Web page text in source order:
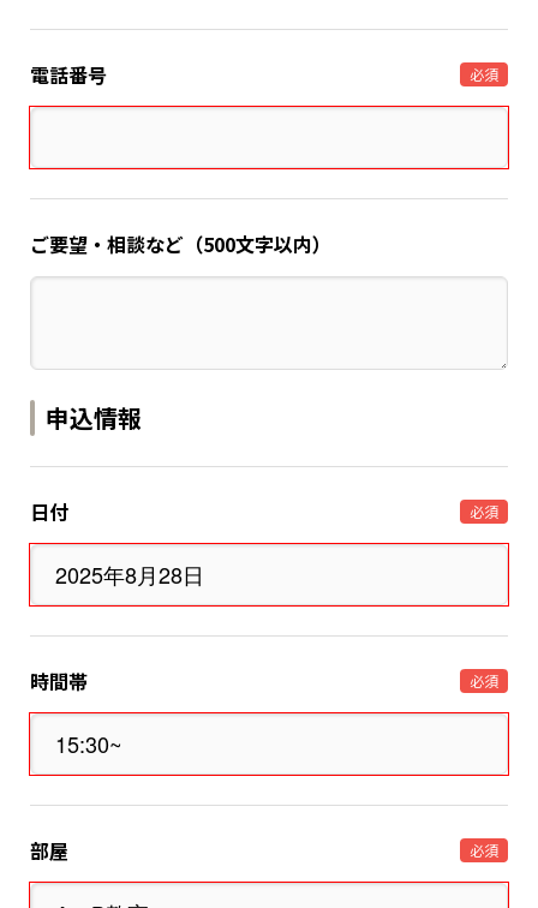
電話番号 必須
ご要望・相談など（500文字以内）
申込情報
日付 必須
時間帯 必須
部屋 必須